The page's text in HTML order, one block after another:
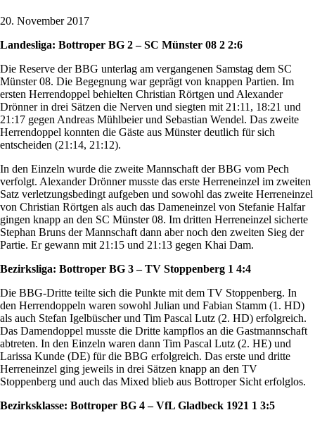
20. November 2017
Landesliga: Bottroper BG 2 – SC Münster 08 2 2:6
Die Reserve der BBG unterlag am vergangenen Samstag dem SC
Münster 08. Die Begegnung war geprägt von knappen Partien. Im
ersten Herrendoppel behielten Christian Rörtgen und Alexander
Drönner in drei Sätzen die Nerven und siegten mit 21:11, 18:21 und
21:17 gegen Andreas Mühlbeier und Sebastian Wendel. Das zweite
Herrendoppel konnten die Gäste aus Münster deutlich für sich
entscheiden (21:14, 21:12).
In den Einzeln wurde die zweite Mannschaft der BBG vom Pech
verfolgt. Alexander Drönner musste das erste Herreneinzel im zweiten
Satz verletzungsbedingt aufgeben und sowohl das zweite Herreneinzel
von Christian Rörtgen als auch das Dameneinzel von Stefanie Halfar
gingen knapp an den SC Münster 08. Im dritten Herreneinzel sicherte
Stephan Bruns der Mannschaft dann aber noch den zweiten Sieg der
Partie. Er gewann mit 21:15 und 21:13 gegen Khai Dam.
Bezirksliga: Bottroper BG 3 – TV Stoppenberg 1 4:4
Die BBG-Dritte teilte sich die Punkte mit dem TV Stoppenberg. In
den Herrendoppeln waren sowohl Julian und Fabian Stamm (1. HD)
als auch Stefan Igelbüscher und Tim Pascal Lutz (2. HD) erfolgreich.
Das Damendoppel musste die Dritte kampflos an die Gastmannschaft
abtreten. In den Einzeln waren dann Tim Pascal Lutz (2. HE) und
Larissa Kunde (DE) für die BBG erfolgreich. Das erste und dritte
Herreneinzel ging jeweils in drei Sätzen knapp an den TV
Stoppenberg und auch das Mixed blieb aus Bottroper Sicht erfolglos.
Bezirksklasse: Bottroper BG 4 – VfL Gladbeck 1921 1 3:5